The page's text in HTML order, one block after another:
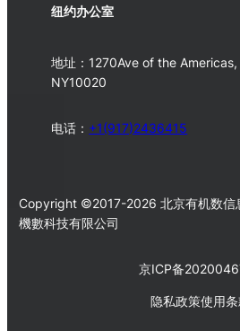
纽约办公室
地址：1270Ave of the
NY10020
电话： +1(917)2436415
Copyright ©2017-2026 北京有机数信
機數科技有限公司
京ICP备
隐私政策使用条